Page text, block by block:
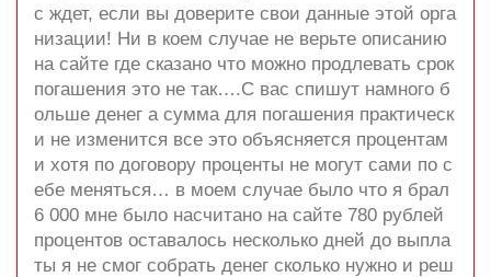
с ждет, если вы доверите свои данные этой орга
низации! Ни в коем случае не верьте описанию
на сайте где сказано что можно продлевать срок
погашения это не так….С вас спишут намного б
ольше денег а сумма для погашения практическ
и не изменится все это объясняется процентам
и хотя по договору проценты не могут сами по с
ебе меняться… в моем случае было что я брал
6 000 мне было насчитано на сайте 780 рублей
процентов оставалось несколько дней до выпла
ты я не смог собрать денег сколько нужно и реш